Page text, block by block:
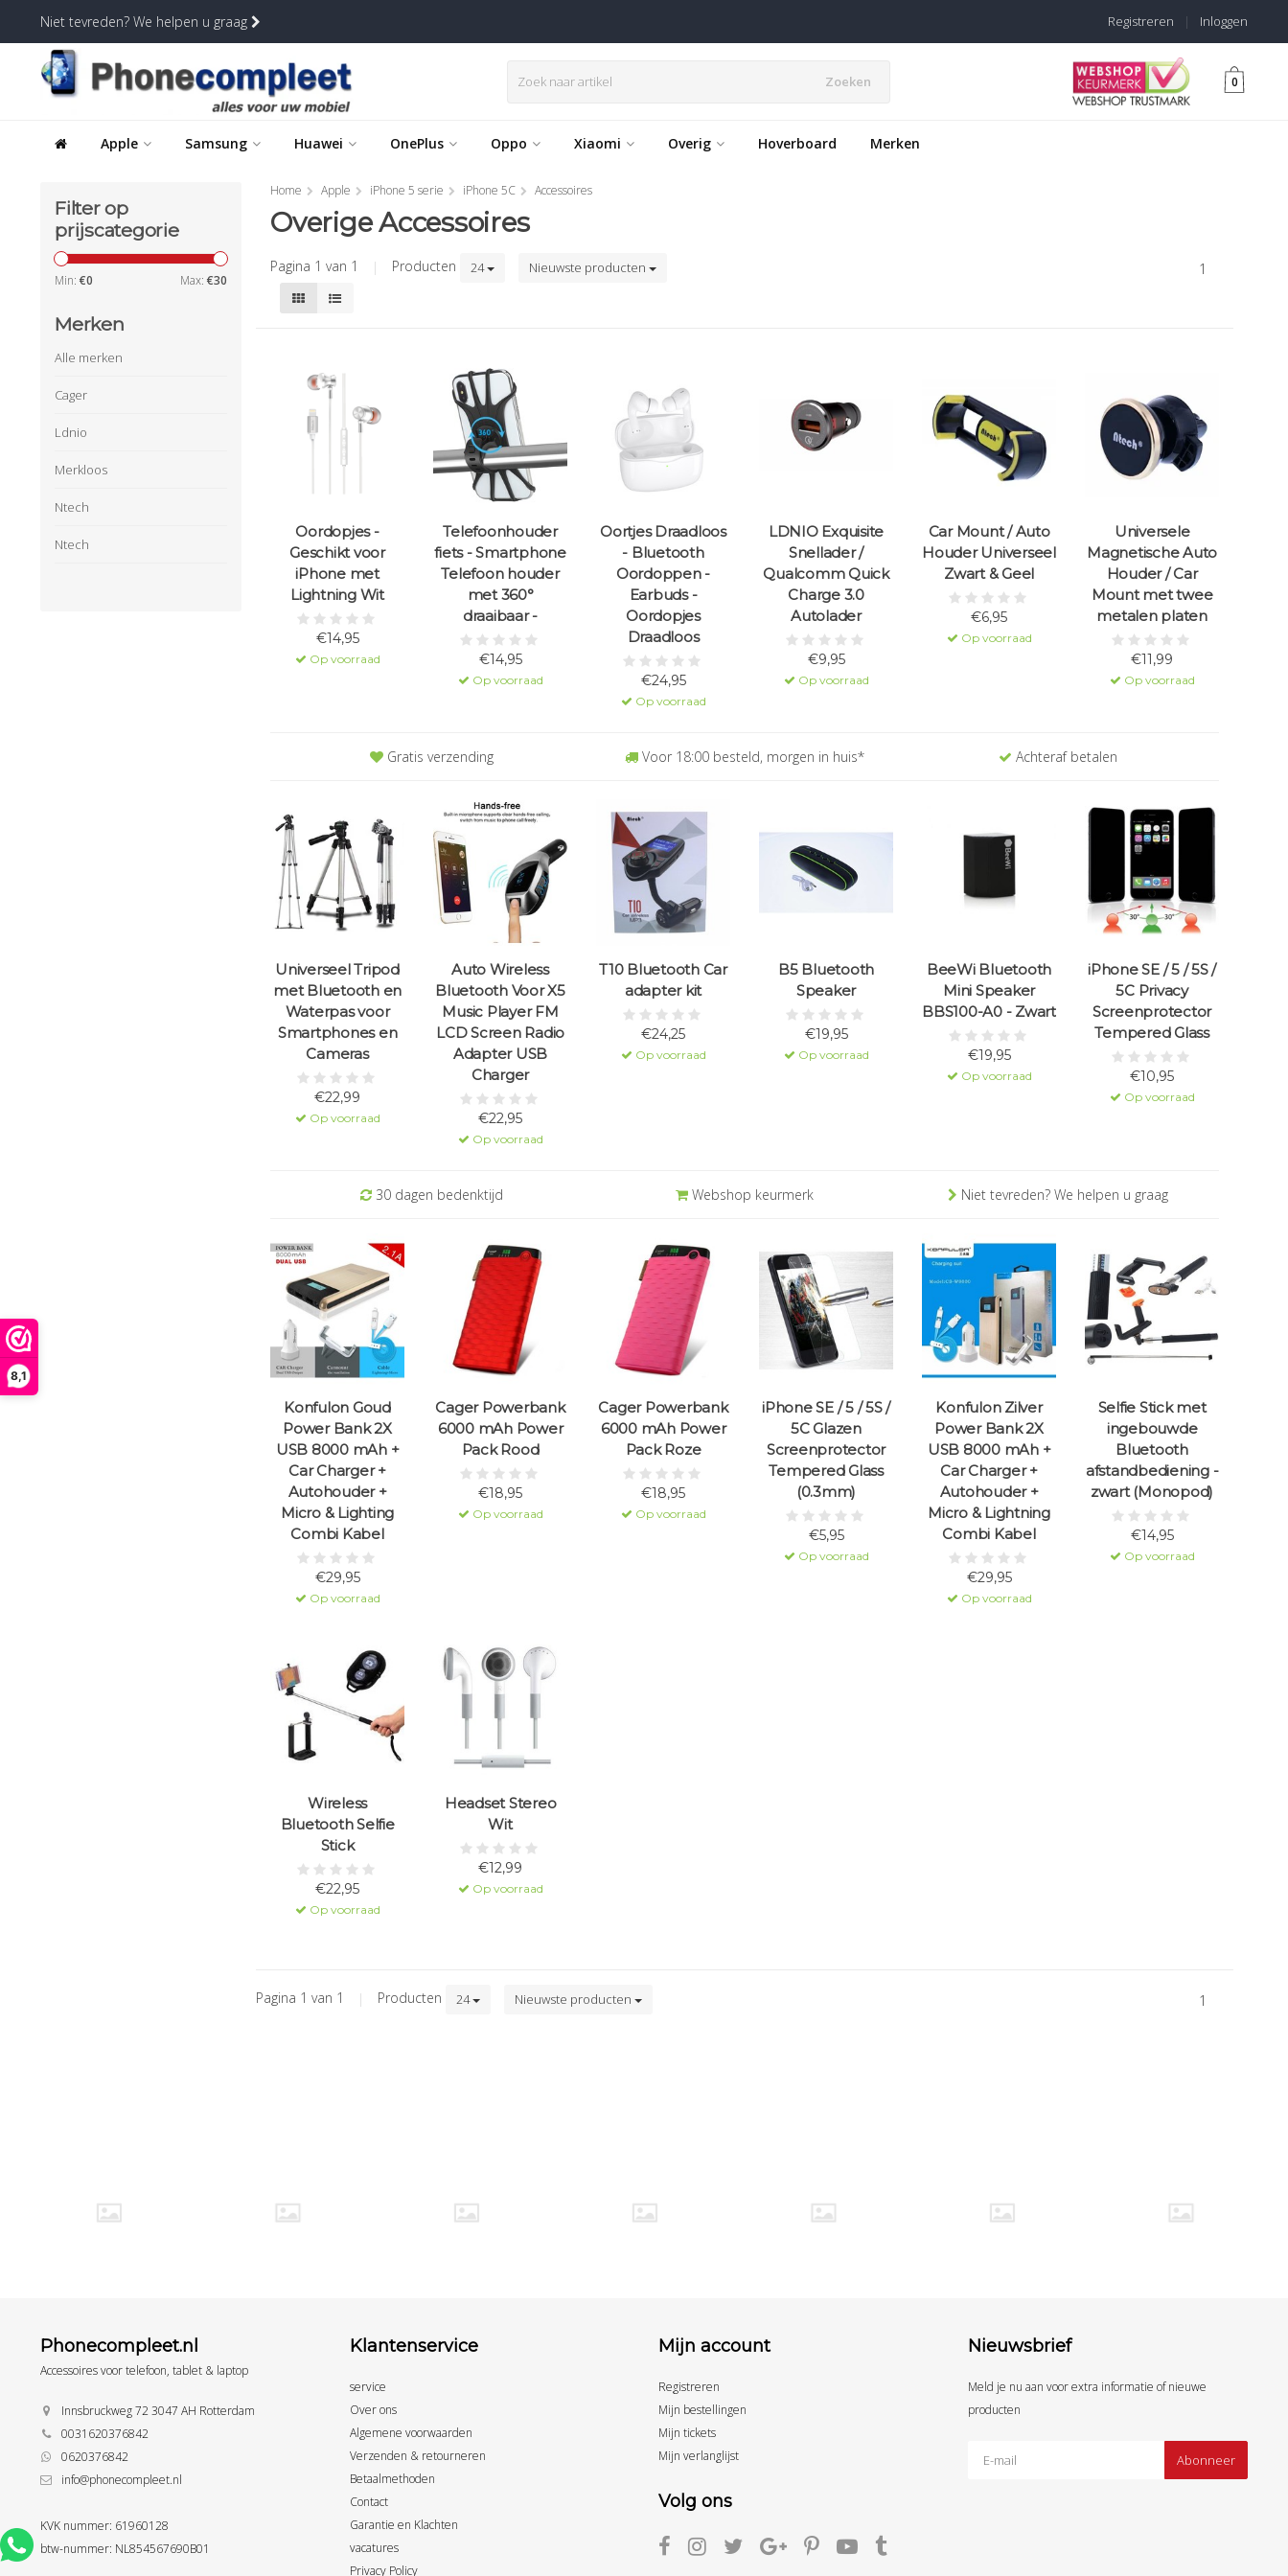
8,1
Niet tevreden? We helpen u graag Inloggen
|
Registreren
Zoeken 0
Apple Samsung Huawei OnePlus Oppo Xiaomi Overig Hoverboard Merken
Filter op
prijscategorie
Min: €0 Max: €30
Merken
Alle merken
Cager
Ldnio
Merkloos
Ntech
Ntech
Home Apple iPhone 5 serie iPhone 5C Accessoires
Overige Accessoires
Pagina 1 van 1 | Producten 24 Nieuwste producten 1
Oordopjes -
Geschikt voor
iPhone met
Lightning Wit
€14,95
Op voorraad
Telefoonhouder
fiets - Smartphone
Telefoon houder
met 360°
draaibaar -
€14,95
Op voorraad
Oortjes Draadloos
- Bluetooth
Oordoppen -
Earbuds -
Oordopjes
Draadloos
€24,95
Op voorraad
LDNIO Exquisite
Snellader /
Qualcomm Quick
Charge 3.0
Autolader
€9,95
Op voorraad
Car Mount / Auto
Houder Universeel
Zwart & Geel
€6,95
Op voorraad
Universele
Magnetische Auto
Houder / Car
Mount met twee
metalen platen
€11,99
Op voorraad
Gratis verzending Voor 18:00 besteld, morgen in huis* Achteraf betalen
Universeel Tripod
met Bluetooth en
Waterpas voor
Smartphones en
Cameras
€22,99
Op voorraad
Auto Wireless
Bluetooth Voor X5
Music Player FM
LCD Screen Radio
Adapter USB
Charger
€22,95
Op voorraad
T10 Bluetooth Car
adapter kit
€24,25
Op voorraad
B5 Bluetooth
Speaker
€19,95
Op voorraad
BeeWi Bluetooth
Mini Speaker
BBS100-A0 - Zwart
€19,95
Op voorraad
iPhone SE / 5 / 5S /
5C Privacy
Screenprotector
Tempered Glass
€10,95
Op voorraad
30 dagen bedenktijd Webshop keurmerk Niet tevreden? We helpen u graag
Konfulon Goud
Power Bank 2X
USB 8000 mAh +
Car Charger +
Autohouder +
Micro & Lighting
Combi Kabel
€29,95
Op voorraad
Cager Powerbank
6000 mAh Power
Pack Rood
€18,95
Op voorraad
Cager Powerbank
6000 mAh Power
Pack Roze
€18,95
Op voorraad
iPhone SE / 5 / 5S /
5C Glazen
Screenprotector
Tempered Glass
(0.3mm)
€5,95
Op voorraad
Konfulon Zilver
Power Bank 2X
USB 8000 mAh +
Car Charger +
Autohouder +
Micro & Lightning
Combi Kabel
€29,95
Op voorraad
Selfie Stick met
ingebouwde
Bluetooth
afstandbediening -
zwart (Monopod)
€14,95
Op voorraad
Wireless
Bluetooth Selfie
Stick
€22,95
Op voorraad
Headset Stereo
Wit
€12,99
Op voorraad
Pagina 1 van 1 | Producten 24 Nieuwste producten 1
Phonecompleet.nl
Accessoires voor telefoon, tablet & laptop
Innsbruckweg 72 3047 AH Rotterdam
0031620376842
0620376842
info@phonecompleet.nl
KVK nummer: 61960128
btw-nummer: NL854567690B01
Klantenservice
service
Over ons
Algemene voorwaarden
Verzenden & retourneren
Betaalmethoden
Contact
Garantie en Klachten
vacatures
Privacy Policy
Mijn account
Registreren
Mijn bestellingen
Mijn tickets
Mijn verlanglijst
Volg ons
Nieuwsbrief
Meld je nu aan voor extra informatie of nieuwe
producten
Abonneer